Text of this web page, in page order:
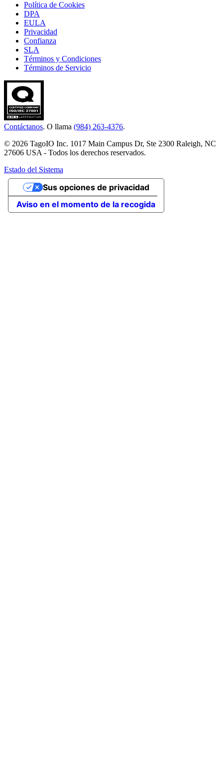
Política de Cookies
DPA
EULA
Privacidad
Confianza
SLA
Términos y Condiciones
Términos de Servicio
Contáctanos. O llama (984) 263-4376.
© 2026 TagoIO Inc. 1017 Main Campus Dr, Ste 2300 Raleigh, NC
27606 USA - Todos los derechos reservados.
Estado del Sistema
Aviso en el momento de la recogida
Sus opciones de privacidad